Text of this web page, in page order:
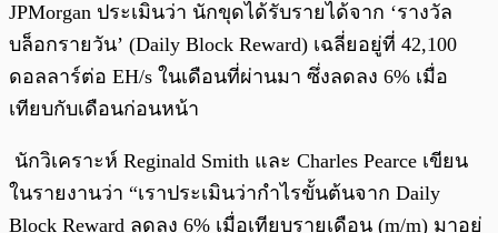
JPMorgan ประเมินว่า นักขุดได้รับรายได้จาก ‘รางวัล
บล็อกรายวัน’ (Daily Block Reward) เฉลี่ยอยู่ที่ 42,100
ดอลลาร์ต่อ EH/s ในเดือนที่ผ่านมา ซึ่งลดลง 6% เมื่อ
เทียบกับเดือนก่อนหน้า
นักวิเคราะห์ Reginald Smith และ Charles Pearce เขียน
ในรายงานว่า “เราประเมินว่ากำไรขั้นต้นจาก Daily
Block Reward ลดลง 6% เมื่อเทียบรายเดือน (m/m) มาอยู่